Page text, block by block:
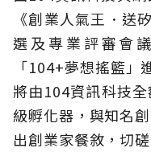
《創業人氣王．送
選及專業評審會
「104+夢想搖籃
將由104資訊科技
級孵化器，與知名
出創業家餐敘，切